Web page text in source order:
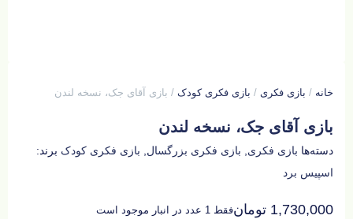
خانه / بازی فکری / بازی فکری کودک / بازی آقای جک، نسخه لندن
بازی آقای جک، نسخه لندن
دسته‌ها بازی فکری بازی فکری بزرگسال بازی فکری کودک برند:
اسپیس برد
1,730,000 تومانفقط 1 عدد در انبار موجود است